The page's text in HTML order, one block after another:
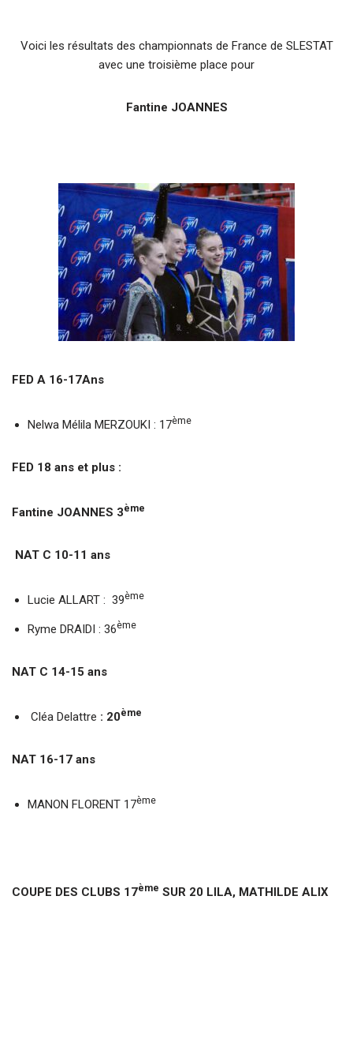
Voici les résultats des championnats de France de SLESTAT
avec une troisième place pour
Fantine JOANNES
FED A 16-17Ans
Nelwa Mélila MERZOUKI : 17ème
FED 18 ans et plus :
Fantine JOANNES 3ème
NAT C 10-11 ans
Lucie ALLART : 39ème
Ryme DRAIDI : 36ème
NAT C 14-15 ans
Cléa Delattre : 20ème
NAT 16-17 ans
MANON FLORENT 17ème
COUPE DES CLUBS 17ème SUR 20 LILA, MATHILDE ALIX